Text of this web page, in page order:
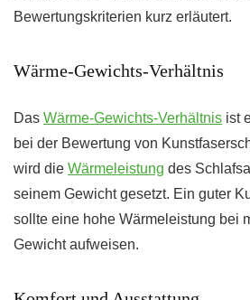
Bewertungskriterien kurz erläutert.
Wärme-Gewichts-Verhältnis
Das Wärme-Gewichts-Verhältnis ist
bei der Bewertung von
wird die Wärmeleistung des
seinem Gewicht gesetzt. Ein guter
sollte eine hohe Wärmeleistung bei
Gewicht aufweisen.